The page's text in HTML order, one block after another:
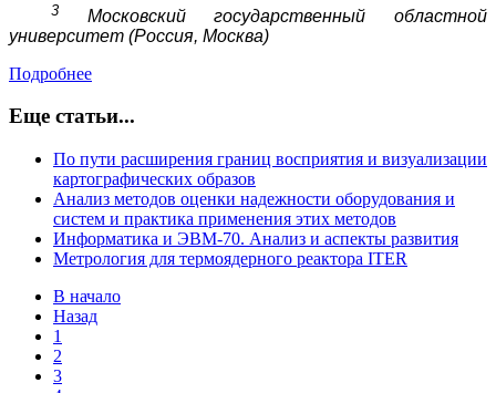
3Московский государственный областной
университет (Россия, Москва)
Подробнее
Еще статьи...
По пути расширения границ восприятия и визуализации
картографических образов
Анализ методов оценки надежности оборудования и
систем и практика применения этих методов
Информатика и ЭВМ-70. Анализ и аспекты развития
Метрология для термоядерного реактора ITER
В начало
Назад
1
2
3